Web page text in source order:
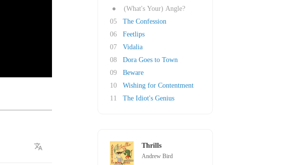
●
(What's Your) Angle?
05
The Confession
06
Feetlips
07
Vidalia
08
Dora Goes to Town
09
Beware
10
Wishing for Contentment
11
The Idiot's Genius
Thrills
Andrew Bird